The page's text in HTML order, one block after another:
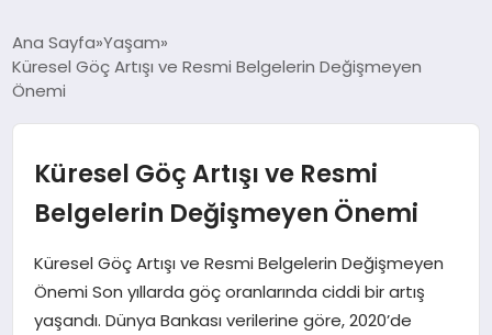
GÜNDEM
TEKNOLOJI
Ana Sayfa Yaşam
Küresel Göç Artışı ve Resmi Belgelerin Değişmeyen
Önemi
Küresel Göç Artışı ve Resmi
Belgelerin Değişmeyen Önemi
Küresel Göç Artışı ve Resmi Belgelerin Değişmeyen
Önemi Son yıllarda göç oranlarında ciddi bir artış
yaşandı. Dünya Bankası verilerine göre, 2020’de